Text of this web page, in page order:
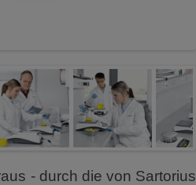
- durch die von Sartorius